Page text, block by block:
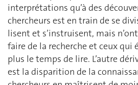
interprétations qu’à des
chercheurs est en train de se
lisent et s’instruisent, mais
faire de la recherche et ceux qui
plus le temps de lire. L’autre
est la disparition de la